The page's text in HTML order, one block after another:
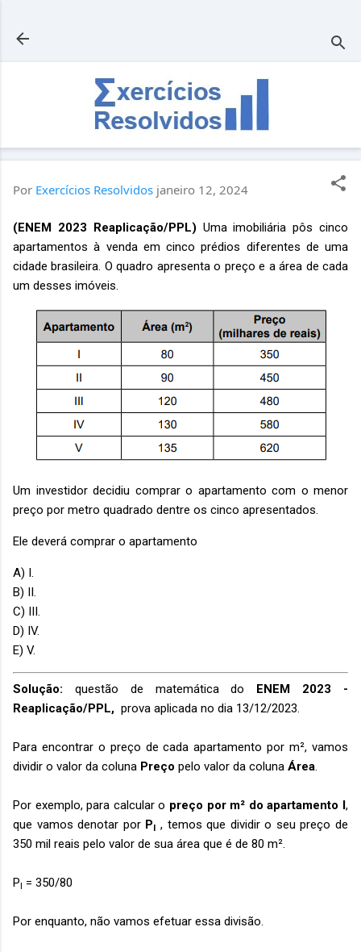
Por Exercícios Resolvidos janeiro 12, 2024
(ENEM 2023 Reaplicação/PPL) Uma imobiliária pôs cinco
apartamentos à venda em cinco prédios diferentes de uma
cidade brasileira. O quadro apresenta o preço e a área de cada
um desses imóveis.
Um investidor decidiu comprar o apartamento com o menor
preço por metro quadrado dentre os cinco apresentados.
Ele deverá comprar o apartamento
A) I.
B) II.
C) III.
D) IV.
E) V.
Solução: questão de matemática do ENEM 2023 -
Reaplicação/PPL, prova aplicada no dia 13/12/2023.
Para encontrar o preço de cada apartamento por m², vamos
dividir o valor da coluna Preço pelo valor da coluna Área.
Por exemplo, para calcular o preço por m² do apartamento I,
que vamos denotar por PI , temos que dividir o seu preço de
350 mil reais pelo valor de sua área que é de 80 m².
PI = 350/80
Por enquanto, não vamos efetuar essa divisão.